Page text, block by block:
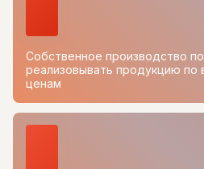
Собственное производство
реализовывать продукцию по
ценам